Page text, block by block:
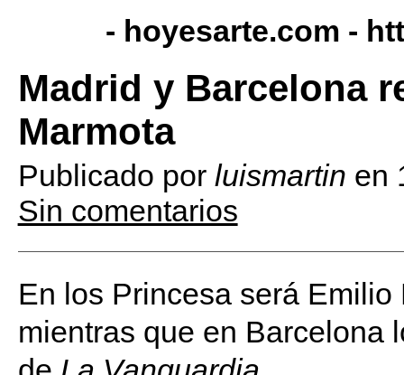
- hoyesarte.com -
Madrid y Barcelona
Marmota
Publicado por luismartin en
Sin comentarios
En los Princesa será
mientras que en Barcelona